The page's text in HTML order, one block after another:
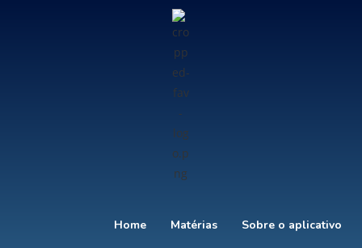
Home Matérias Sobre o aplicativo